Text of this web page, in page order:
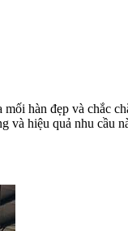
hàn đẹp và chắc
và hiệu quả nhu cầu